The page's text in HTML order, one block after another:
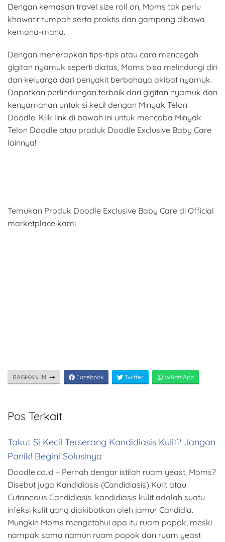
Dengan kemasan travel size roll on, Moms tak perlu
khawatir tumpah serta praktis dan gampang dibawa
kemana-mana.
Dengan menerapkan tips-tips atau cara mencegah
gigitan nyamuk seperti diatas, Moms bisa melindungi diri
dan keluarga dari penyakit berbahaya akibat nyamuk.
Dapatkan perlindungan terbaik dari gigitan nyamuk dan
kenyamanan untuk si kecil dengan Minyak Telon
Doodle. Klik link di bawah ini untuk mencoba Minyak
Telon Doodle atau produk Doodle Exclusive Baby Care
lainnya!
Temukan Produk Doodle Exclusive Baby Care di Official
marketplace kami
BAGIKAN INI Facebook Twitter WhatsApp
Pos Terkait
Takut Si Kecil Terserang Kandidiasis Kulit? Jangan
Panik! Begini Solusinya
Doodle.co.id – Pernah dengar istilah ruam yeast, Moms?
Disebut juga Kandidiasis (Candidiasis) Kulit atau
Cutaneous Candidiasis. kandidiasis kulit adalah suatu
infeksi kulit yang diakibatkan oleh jamur Candidia.
Mungkin Moms mengetahui apa itu ruam popok, meski
nampak sama namun ruam popok dan ruam yeast